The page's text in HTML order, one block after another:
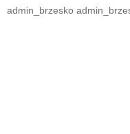
admin_brzesko